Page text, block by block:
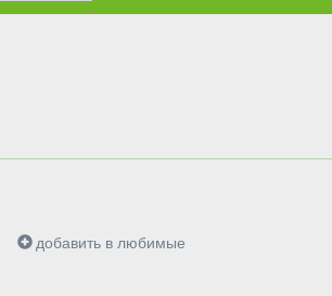
добавить в любимые